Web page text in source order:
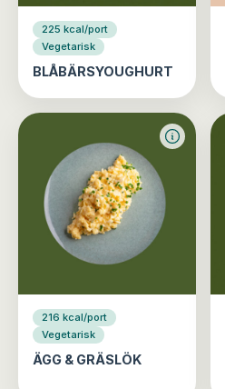
225 kcal/port
Vegetarisk
BLÅBÄRSYOUGHURT
216 kcal/port
Vegetarisk
ÄGG & GRÄSLÖK